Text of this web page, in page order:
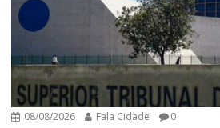
08/08/2026 Fala Cidade 0